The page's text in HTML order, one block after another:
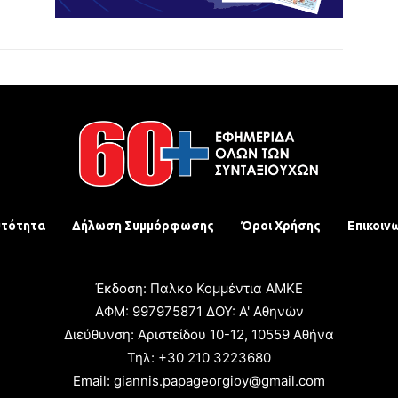
Δήλωση Συμμόρφωσης Όροι Χρήσης
Έκδοση: Παλκο Κομμέντια ΑΜΚΕ
ΑΦΜ: 997975871 ΔΟΥ: Α' Αθηνών
Διεύθυνση: Αριστείδου 10-12, 10559 Αθήνα
Τηλ: +30 210 3223680
Email: giannis.papageorgioy@gmail.com